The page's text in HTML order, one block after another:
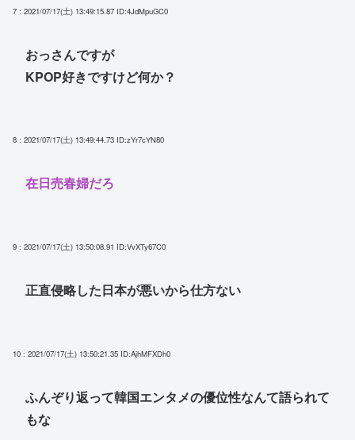
7 : 2021/07/17(土) 13:49:15.87 ID:4JdMpuGC0
おっさんですが
KPOP好きですけど何か？
8 : 2021/07/17(土) 13:49:44.73 ID:zYr7cYN80
在日売春婦だろ
9 : 2021/07/17(土) 13:50:08.91 ID:VvXTy67C0
正直侵略した日本が悪いから仕方ない
10 : 2021/07/17(土) 13:50:21.35 ID:AjhMFXDh0
ふんぞり返って韓国エンタメの優位性なんて語られて
もな